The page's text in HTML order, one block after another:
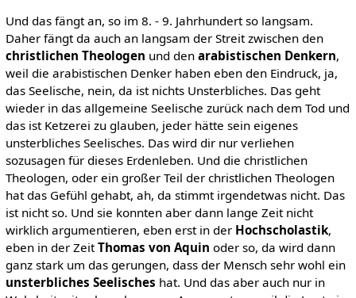
Und das fängt an, so im 8. - 9. Jahrhundert so langsam.
Daher fängt da auch an langsam der Streit zwischen den
christlichen Theologen und den arabistischen Denkern,
weil die arabistischen Denker haben eben den Eindruck, ja,
das Seelische, nein, da ist nichts Unsterbliches. Das geht
wieder in das allgemeine Seelische zurück nach dem Tod und
das ist Ketzerei zu glauben, jeder hätte sein eigenes
unsterbliches Seelisches. Das wird dir nur verliehen
sozusagen für dieses Erdenleben. Und die christlichen
Theologen, oder ein großer Teil der christlichen Theologen
hat das Gefühl gehabt, ah, da stimmt irgendetwas nicht. Das
ist nicht so. Und sie konnten aber dann lange Zeit nicht
wirklich argumentieren, eben erst in der Hochscholastik,
eben in der ZeitThomas von Aquin oder so, da wird dann
ganz stark um das gerungen, dass der Mensch sehr wohl ein
unsterbliches Seelisches hat. Und das aber auch nur in